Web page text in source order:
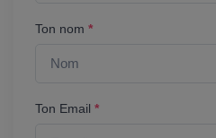
Ton nom *
Ton Email *